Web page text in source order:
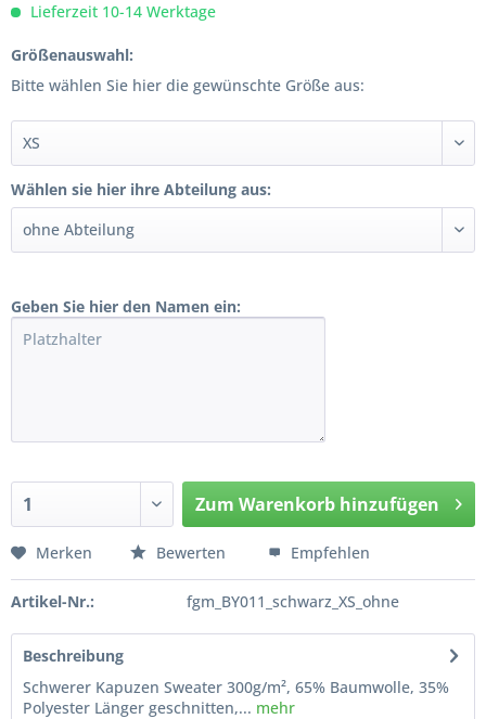
Lieferzeit 10-14 Werktage
Größenauswahl:
Bitte wählen Sie hier die gewünschte Größe aus:
Wählen sie hier ihre Abteilung aus:
Geben Sie hier den Namen ein:
Zum Warenkorb hinzufügen
Hinzugefügt
Merken Bewerten Empfehlen
Artikel-Nr.: fgm_BY011_schwarz_XS_ohne
Beschreibung
Schwerer Kapuzen Sweater 300g/m², 65% Baumwolle, 35%
Polyester Länger geschnitten,... mehr